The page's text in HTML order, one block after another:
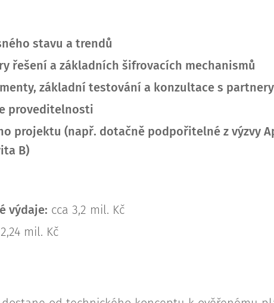
stavu a trendů
řešení a základních šifrovacích mechanismů
základní testování a konzultace s partnery
proveditelnosti
projektu (např. dotačně podpořitelné z výzvy
B)
výdaje: cca 3,2 mil. Kč
mil. Kč